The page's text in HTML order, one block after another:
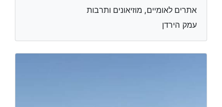
אתרים לאומיים, מוזיאונים ותרבות
עמק הירדן